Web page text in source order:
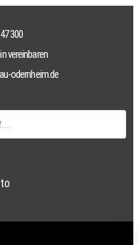
300
vereinbaren
odernheim.de